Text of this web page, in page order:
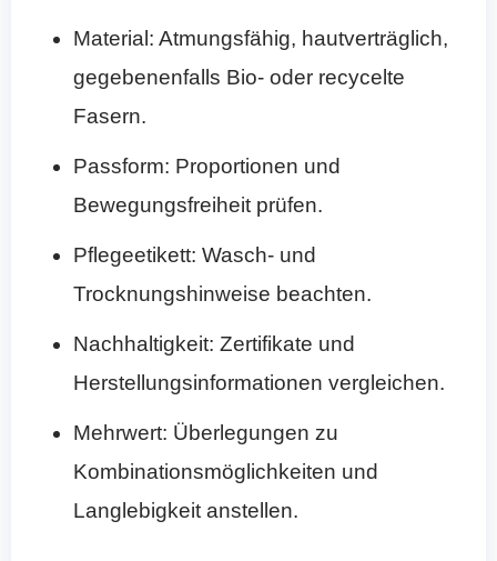
Material: Atmungsfähig, hautverträglich,
gegebenenfalls Bio- oder recycelte
Fasern.
Passform: Proportionen und
Bewegungsfreiheit prüfen.
Pflegeetikett: Wasch- und
Trocknungshinweise beachten.
Nachhaltigkeit: Zertifikate und
Herstellungsinformationen vergleichen.
Mehrwert: Überlegungen zu
Kombinationsmöglichkeiten und
Langlebigkeit anstellen.